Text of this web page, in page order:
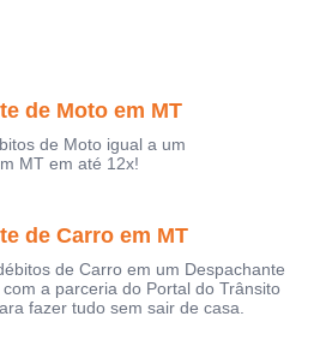
de Moto em MT
de Moto igual a um
MT em até 12x!
de Carro em MT
de Carro em um Despachante
a parceria do Portal do Trânsito
fazer tudo sem sair de casa.